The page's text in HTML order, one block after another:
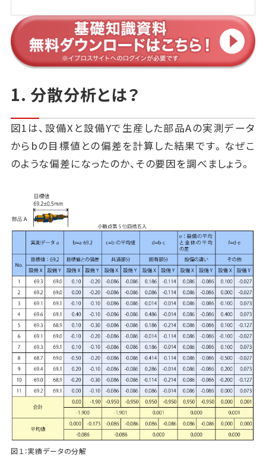
1. 分散分析とは？
図1は、設備Xと設備Yで生産した部品Aの実測データ
からbの目標値との偏差を計算した結果です。なぜこ
のような偏差になったのか、その要因を調べましょう。
図１：実績データの分解